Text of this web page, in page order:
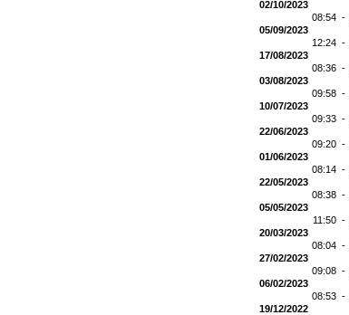
02/10/2023
08:54 -
05/09/2023
12:24 -
17/08/2023
08:36 -
03/08/2023
09:58 -
10/07/2023
09:33 -
22/06/2023
09:20 -
01/06/2023
08:14 -
22/05/2023
08:38 -
05/05/2023
11:50 -
20/03/2023
08:04 -
27/02/2023
09:08 -
06/02/2023
08:53 -
19/12/2022